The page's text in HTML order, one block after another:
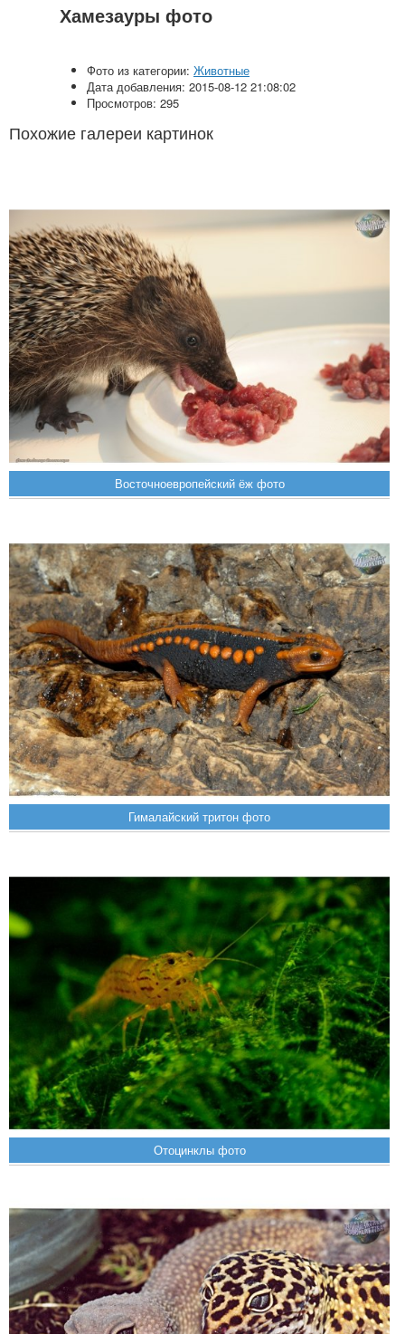
Хамезауры фото
Фото из категории: Животные
Дата добавления: 2015-08-12 21:08:02
Просмотров: 295
Похожие галереи картинок
Восточноевропейский ёж фото
Гималайский тритон фото
Отоцинклы фото